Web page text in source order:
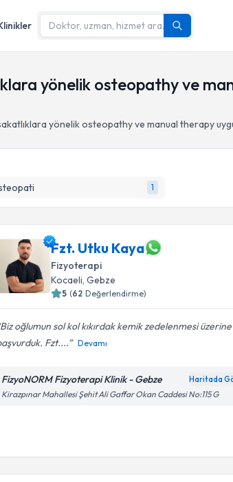
yönelik osteopathy ve
yönelik osteopathy ve manual therapy
1
Fzt. Utku Kaya
Fizyoterapi
Kocaeli, Gebze
5 (62 Değerlendirme)
Biz oğlumun sol kol kıkırdak kemik zedelenmesi üzerine
Fzt....
Devamı
FizyoNORM Fizyoterapi Klinik - Gebze Haritada
Kirazpınar Mahallesi Şehit Ali Gaffar Okan Caddesi No:115 G